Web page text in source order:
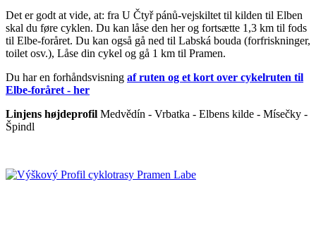
Det er godt at vide, at: fra U Čtyř pánů-vejskiltet til kilden til Elben
skal du føre cyklen. Du kan låse den her og fortsætte 1,3 km til fods
til Elbe-foråret. Du kan også gå ned til Labská bouda (forfriskninger,
toilet osv.), Låse din cykel og gå 1 km til Pramen.
Du har en forhåndsvisning af ruten og et kort over cykelruten til
Elbe-foråret - her
Linjens højdeprofil Medvědín - Vrbatka - Elbens kilde - Mísečky -
Špindl